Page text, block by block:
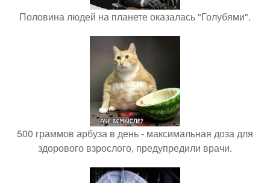
Половина людей на планете оказалась "Голубями".
500 граммов арбуза в день - максимальная доза для
здорового взрослого, предупредили врачи.